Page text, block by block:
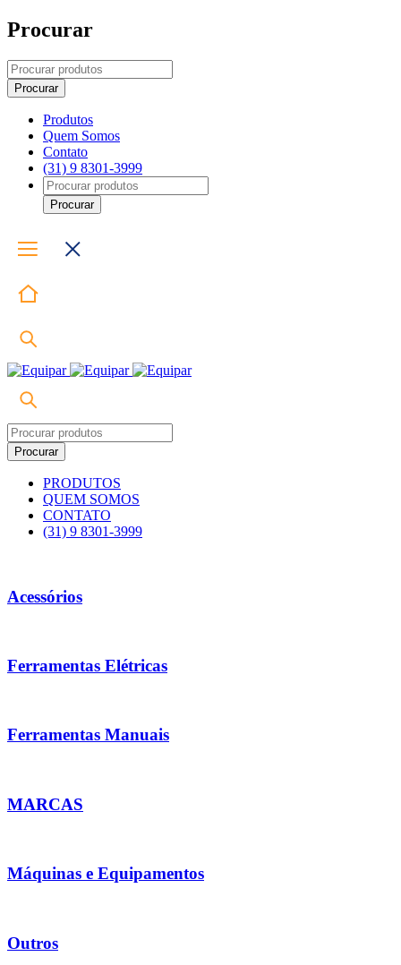
Procurar
Produtos
Quem Somos
Contato
(31) 9 8301-3999
PRODUTOS
QUEM SOMOS
CONTATO
(31) 9 8301-3999
Acessórios
Ferramentas Elétricas
Ferramentas Manuais
MARCAS
Máquinas e Equipamentos
Outros